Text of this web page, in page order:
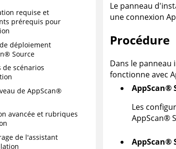
requise et
prérequis pour
déploiement
Source
de scénarios
de AppScan®
avancée et rubriques
de l'assistant
Le panneau
une connexion
Procédure
Dans le
fonctionne avec
AppScan®
Les
AppScan®
AppScan®